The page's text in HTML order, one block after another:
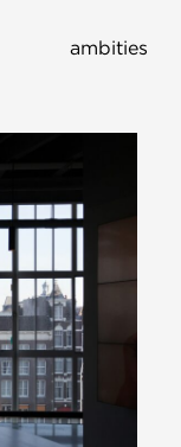
ambities